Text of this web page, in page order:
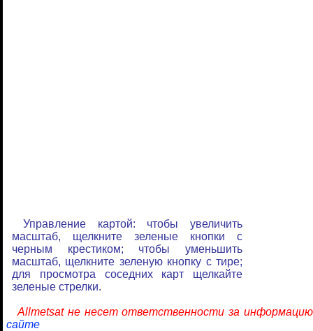
Управление картой: чтобы увеличить
масштаб, щелкните зеленые кнопки с
черным крестиком; чтобы уменьшить
масштаб, щелкните зеленую кнопку с тире;
для просмотра соседних карт щелкайте
зеленые стрелки.
Allmetsat не несет ответственности за
сайте